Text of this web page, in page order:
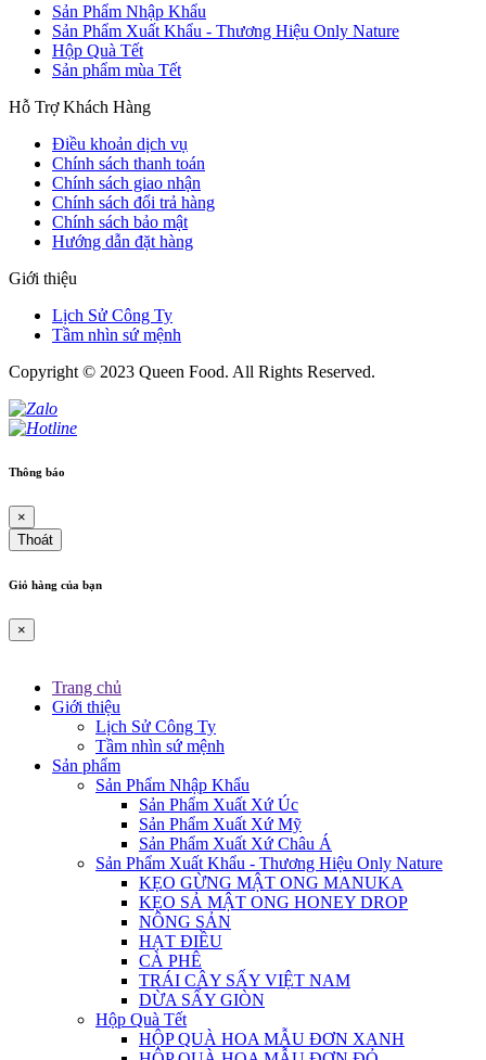
Sản Phẩm Nhập Khẩu
Sản Phẩm Xuất Khẩu - Thương Hiệu Only Nature
Hộp Quà Tết
Sản phẩm mùa Tết
Hỗ Trợ Khách Hàng
Điều khoản dịch vụ
Chính sách thanh toán
Chính sách giao nhận
Chính sách đổi trả hàng
Chính sách bảo mật
Hướng dẫn đặt hàng
Giới thiệu
Lịch Sử Công Ty
Tầm nhìn sứ mệnh
Copyright © 2023 Queen Food. All Rights Reserved.
Thông báo
×
Thoát
Giỏ hàng của bạn
×
Trang chủ
Giới thiệu
Lịch Sử Công Ty
Tầm nhìn sứ mệnh
Sản phẩm
Sản Phẩm Nhập Khẩu
Sản Phẩm Xuất Xứ Úc
Sản Phẩm Xuất Xứ Mỹ
Sản Phẩm Xuất Xứ Châu Á
Sản Phẩm Xuất Khẩu - Thương Hiệu Only Nature
KẸO GỪNG MẬT ONG MANUKA
KẸO SẢ MẬT ONG HONEY DROP
NÔNG SẢN
HẠT ĐIỀU
CÀ PHÊ
TRÁI CÂY SẤY VIỆT NAM
DỪA SẤY GIÒN
Hộp Quà Tết
HỘP QUÀ HOA MẪU ĐƠN XANH